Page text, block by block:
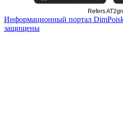
Refers
Информационный портал
защищены